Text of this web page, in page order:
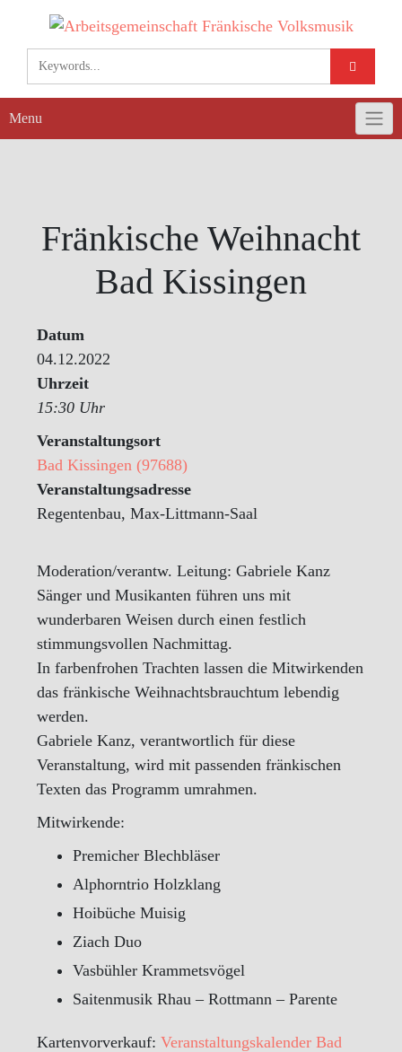
content
Menu
Fränkische Weihnacht
Bad Kissingen
Datum
04.12.2022
Uhrzeit
15:30 Uhr
Veranstaltungsort
Bad Kissingen (97688)
Veranstaltungsadresse
Regentenbau, Max-Littmann-Saal
Moderation/verantw. Leitung: Gabriele Kanz
Sänger und Musikanten führen uns mit
wunderbaren Weisen durch einen festlich
stimmungsvollen Nachmittag.
In farbenfrohen Trachten lassen die Mitwirkenden
das fränkische Weihnachtsbrauchtum lebendig
werden.
Gabriele Kanz, verantwortlich für diese
Veranstaltung, wird mit passenden fränkischen
Texten das Programm umrahmen.
Mitwirkende:
Premicher Blechbläser
Alphorntrio Holzklang
Hoibüche Muisig
Ziach Duo
Vasbühler Krammetsvögel
Saitenmusik Rhau – Rottmann – Parente
Kartenvorverkauf: Veranstaltungskalender Bad